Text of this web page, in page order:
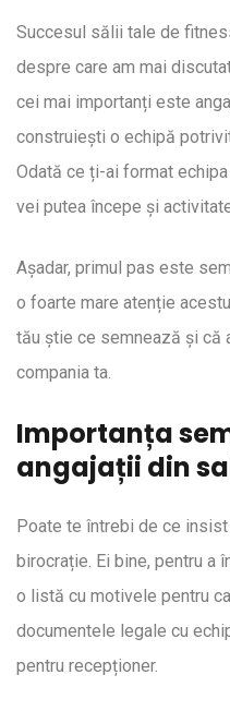
Succesul sălii tale de
despre care am mai
cei mai importanți este
construiești o echipă
Odată ce ți-ai format
vei putea începe și
Așadar, primul pas este
o foarte mare atenție
tău știe ce semnează și că
compania ta.
Importanța
angajații din
Poate te întrebi de ce
birocrație. Ei bine, pentru a
o listă cu motivele pentru
documentele legale cu
pentru recepționer.